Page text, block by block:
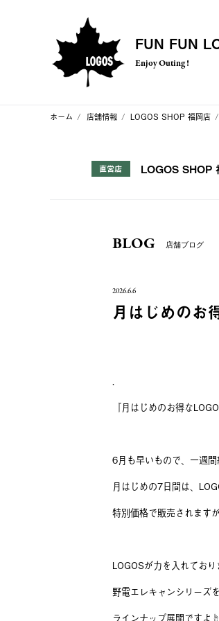
FUN FUN
Enjoy Outing !
ホーム 店舗情報 LOGOS SHOP 福岡店
直営店 LOGOS SHOP
BLOG 店舗ブログ
2026.6.6
月はじめのお
．
『月はじめのお得な
6月も早いもので、一週
月はじめの7日間は、
特別価格で販売されます
LOGOSが力を入れており
野電エレキャンシリーズ
ラインナップ展開ですよ☝️